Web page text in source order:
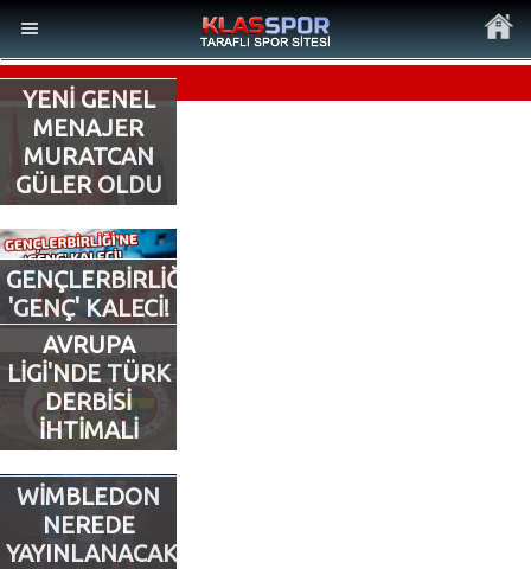
MENÜ
Ana Sayfa
Son Dakika Haberler
Foto Galeri
Video Galeri
Ankara Takımları
YENİ GENEL
MENAJER
MURATCAN
GÜLER OLDU
GENÇLERBİRLİĞİ’NE
'GENÇ' KALECİ!
AVRUPA
LİGİ'NDE TÜRK
DERBİSİ
İHTİMALİ
WİMBLEDON
NEREDE
YAYINLANACAK?